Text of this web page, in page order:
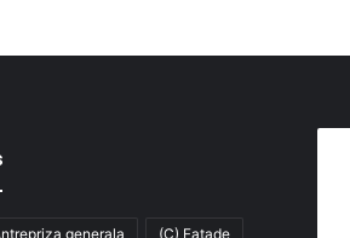
generala (C) Fatade